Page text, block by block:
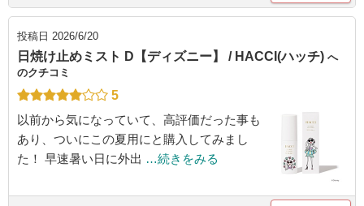
投稿日 2026/6/20
日焼け止めミスト D【ディズニー】 / HACCI(ハッチ) へ
のクチコミ
5
以前から気になっていて、高評価だった事も
あり、ついにこの夏用にと購入してみまし
た！ 早速暑い日に外出 …続きをみる